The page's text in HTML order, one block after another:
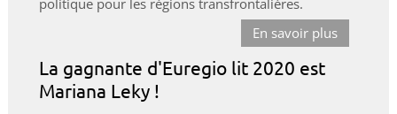
politique pour les régions transfrontalières.
En savoir plus
La gagnante d'Euregio lit 2020 est
Mariana Leky !